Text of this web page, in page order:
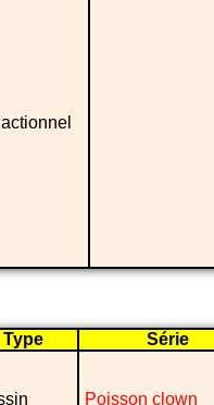
Type Série
Poisson clown